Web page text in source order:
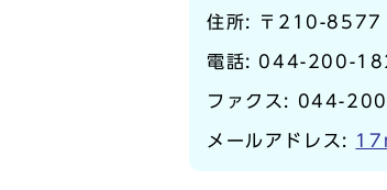
住所: 〒210-8577
電話: 044-200-
ファクス: 044-
メールアドレス: